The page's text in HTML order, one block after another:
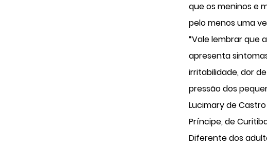
que os meninos e
pelo menos uma
“Vale lembrar que
apresenta
irritabilidade, dor
pressão dos
Lucimary de
Príncipe, de
Diferente dos